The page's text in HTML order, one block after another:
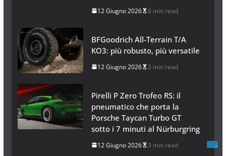
12 Giugno 2026 6 min read
BFGoodrich All-Terrain T/A
KO3: più robusto, più versatile
12 Giugno 2026 2 min read
Pirelli P Zero Trofeo RS: il
pneumatico che porta la
Porsche Taycan Turbo GT
sotto i 7 minuti al Nürburgring
12 Giugno 2026 3 min read